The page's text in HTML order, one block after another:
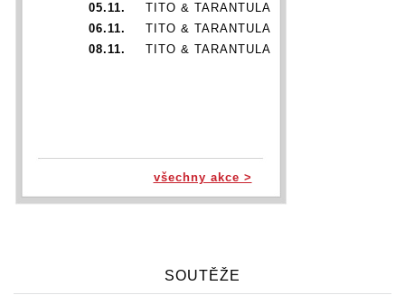
05.11.
TITO & TARANTULA
06.11.
TITO & TARANTULA
08.11.
TITO & TARANTULA
všechny akce >
SOUTĚŽE